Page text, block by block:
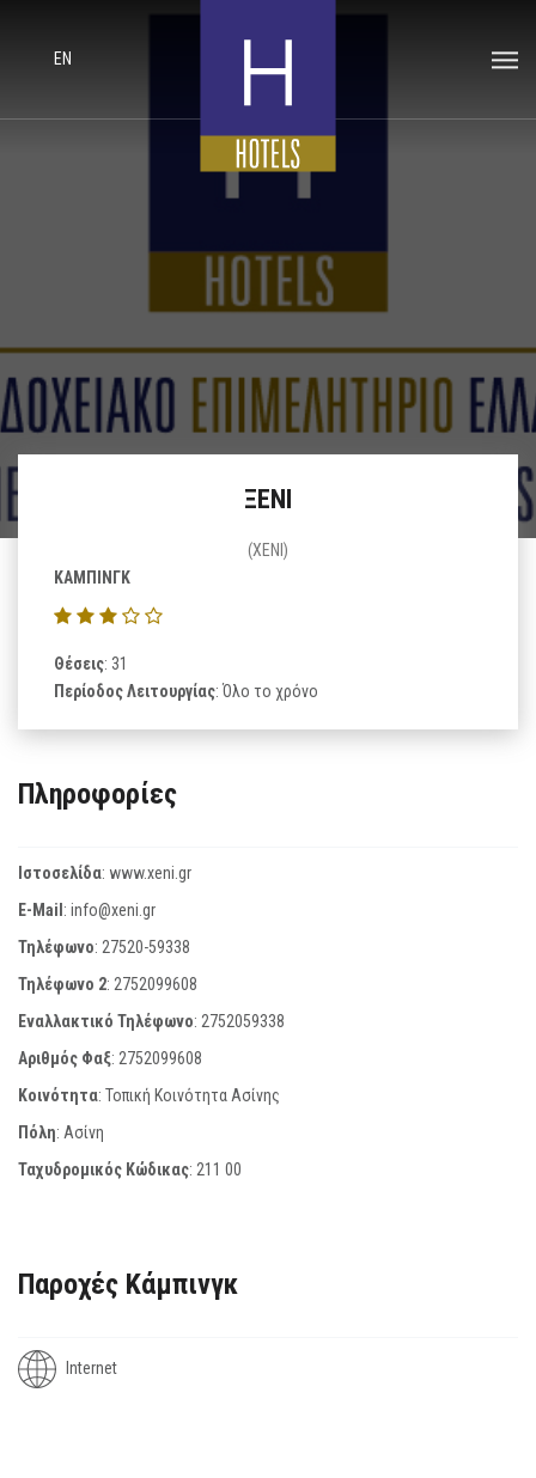
EN
ΞΕΝΙ
(XENI)
ΚΑΜΠΙΝΓΚ
Θέσεις: 31
Περίοδος Λειτουργίας: Όλο το χρόνο
Πληροφορίες
Ιστοσελίδα: www.xeni.gr
E-Mail : info@xeni.gr
Τηλέφωνο: 27520-59338
Τηλέφωνο 2: 2752099608
Εναλλακτικό Τηλέφωνο: 2752059338
Αριθμός Φαξ: 2752099608
Κοινότητα: Τοπική Κοινότητα Ασίνης
Πόλη: Ασίνη
Ταχυδρομικός Κώδικας: 211 00
Παροχές Κάμπινγκ
Internet